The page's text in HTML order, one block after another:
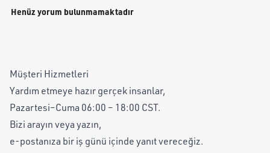
Henüz yorum bulunmamaktadır
Müşteri Hizmetleri
Yardım etmeye hazır gerçek insanlar,
Pazartesi–Cuma 06:00 – 18:00 CST.
Bizi arayın veya yazın,
e-postanıza bir iş günü içinde yanıt vereceğiz.